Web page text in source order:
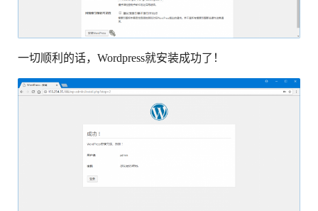
一切顺利的话，Wordpress就安装成功了！